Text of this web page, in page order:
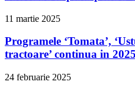
11 martie 2025
Programele ‘Tomata’,
tractoare’ continua in
24 februarie 2025